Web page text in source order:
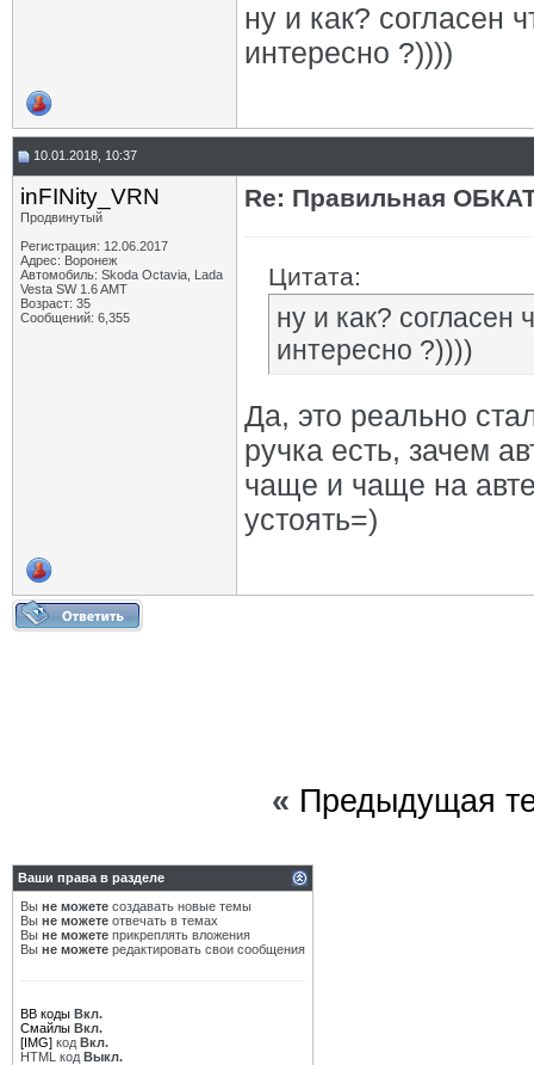
ну и как? согласен
интересно ?))))
10.01.2018, 10:37
inFINity_VRN
Продвинутый
Регистрация: 12.06.2017
Адрес: Воронеж
Автомобиль: Skoda Octavia, Lada
Vesta SW 1.6 AMT
Возраст: 35
Сообщений: 6,355
Re: Правильная
Цитата:
ну и как? согласен
интересно ?))))
Да, это реально
ручка есть, зачем
чаще и чаще на авте
устоять=)
« Предыдущая
Ваши права в разделе
Вы не можете создавать новые темы
Вы не можете отвечать в темах
Вы не можете прикреплять вложения
Вы не можете редактировать свои сообщения
BB коды Вкл.
Смайлы Вкл.
[IMG] код Вкл.
HTML код Выкл.